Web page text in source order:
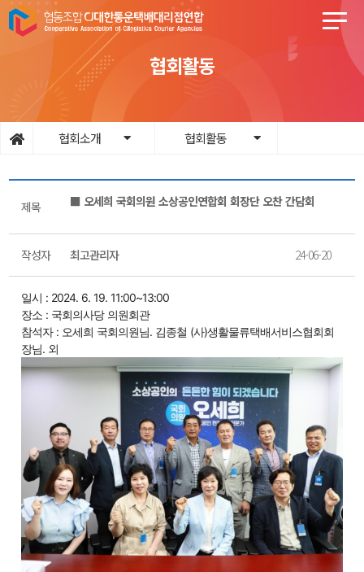
협회활동
협회소개 협회활동
제목 ■ 오세희 국회의원 소상공인연합회 회장단 오찬 간담회
작성자 최고관리자 24-06-20
일시 : 2024. 6. 19. 11:00~13:00
장소 : 국회의사당 의원회관
참석자 : 오세희 국회의원님. 김종철 (사)생활물류택배서비스협회회
장님. 외